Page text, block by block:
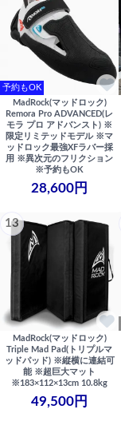
予約もOK
MadRock(マッドロック)
Remora Pro ADVANCED(レ
モラ プロ アドバンスト) ※
限定リミテッドモデル ※マ
ッドロック最強XFラバー採
用 ※異次元のフリクション
※予約もOK
28,600円
13
MadRock(マッドロック)
Triple Mad Pad(トリプルマ
ッドパッド) ※縦横に連結可
能 ※超巨大マット
※183×112×13cm 10.8kg
49,500円